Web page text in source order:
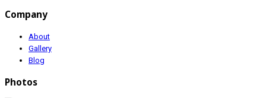
Company
About
Gallery
Blog
Photos